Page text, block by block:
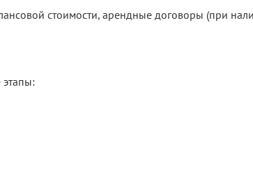
стоимости, арендные договоры (при